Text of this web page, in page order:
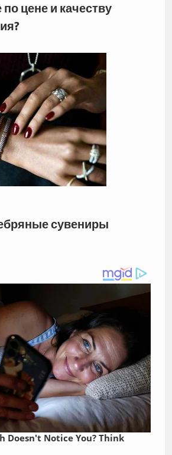
цене и качеству
сувениры
Doesn't Notice You? Think